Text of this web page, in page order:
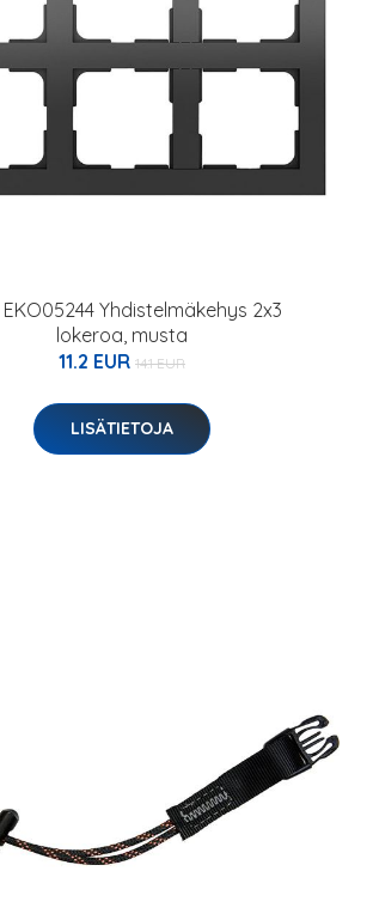
EKO05244 Yhdistelmäkehys 2x3
lokeroa, musta
11.2 EUR 14.1 EUR
LISÄTIETOJA